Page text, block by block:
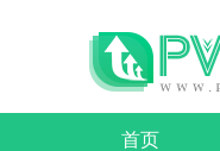
首页